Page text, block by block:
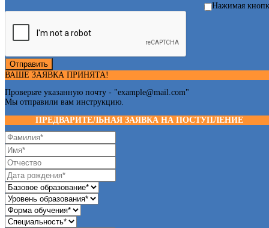
Нажимая
Отправить
ВАШЕ ЗАЯВКА ПРИНЯТА!
Проверьте указанную почту - "example@mail.com"
Мы отправили вам инструкцию.
ПРЕДВАРИТЕЛЬНАЯ ЗАЯВКА НА ПОСТУПЛЕНИЕ